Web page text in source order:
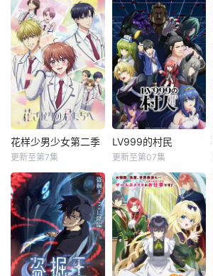
使者络绎不绝地前
往博雷托的神学院
鲁瑟因。 人群之
中，也有已成为卢
纳专属魔法导师的
克伦的身影。
斋藤千和
平田广明
乡下剑术师范
贝里尔·加德南特。
如今，他作为
骑士团的特别指导
官，同时担任孤儿
的监护人，渐渐习
惯了在首都的生
活。 然而，周
围的环境却不允许
在钻研魔法的
教育机构中。
在耸立着
市之濑加那
菲鲁兹·蓝
前世身为社畜的里
昂，转生到了某款
剑与魔法题材的乙
女游戏世界。 这个
世界奉行女尊男
卑，他手中仅剩的
依仗，就是前世被
妹妹逼着通关这款
游戏积攒下来的游
这份攻略知识，想
方设法在这个不讲
道理的世界艰难求
生。 原作里本该是
坐拥一众帅哥的女
主角奥莉薇亚、注
定沦为欺压女主的
花样少男少女第二季
福山润
内山昂辉
在第二季中，
通过修学旅行和舞
会等在原作中广受
欢迎的篇章，细腻
地描绘了瑞稀、佐
花样少男少女第二季
更新至第7集
LV999的村民
东山奈央
江头宏哉
剑与魔法的世
界——艾斯克里
亚。在这个世界
里，人们生来就背
负着等级与既定使
LV999的村民
更新至第07集